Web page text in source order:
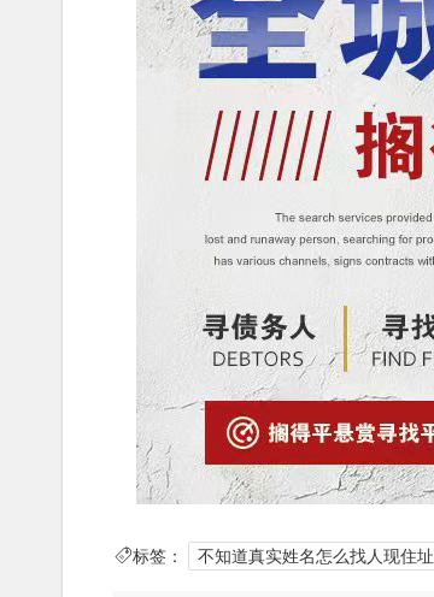
标签： 不知道真实姓名怎么找人现住址